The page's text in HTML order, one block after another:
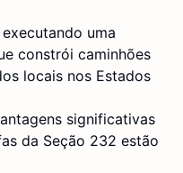
uma
constrói caminhões
locais nos Estados
significativas
da Seção 232 estão